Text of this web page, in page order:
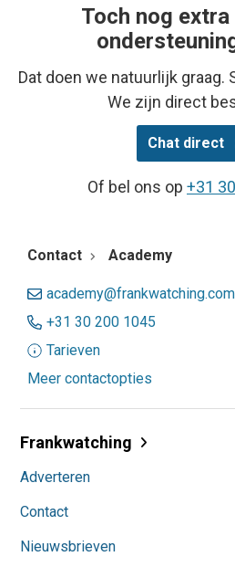
Toch nog
Dat doen we natuurlijk graag.
We zijn direct
Chat direct
Of bel ons op +31
Contact Academy
academy@frankwatching.com
+31 30 200 1045
Tarieven
Meer contactopties
Frankwatching
Adverteren
Contact
Nieuwsbrieven